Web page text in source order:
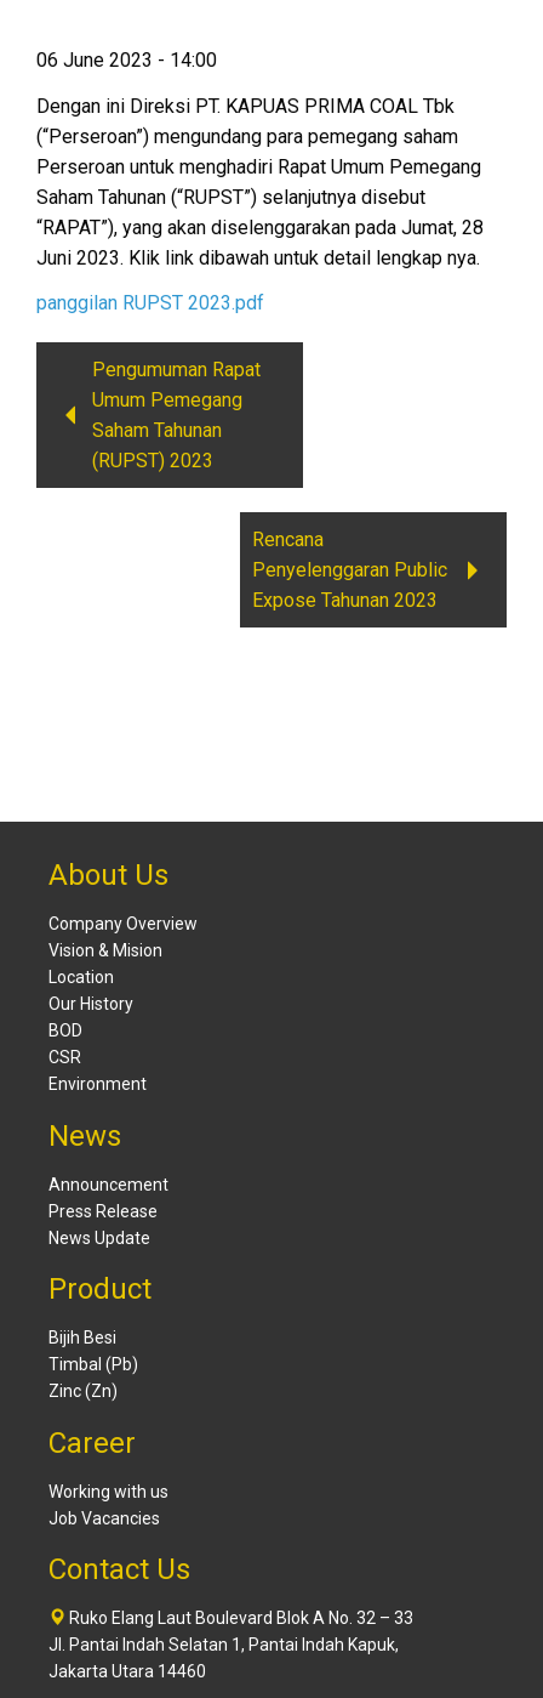
06 June 2023 - 14:00
Dengan ini Direksi PT. KAPUAS PRIMA COAL Tbk
(“Perseroan”) mengundang para pemegang saham
Perseroan untuk menghadiri Rapat Umum Pemegang
Saham Tahunan (“RUPST”) selanjutnya disebut
“RAPAT”), yang akan diselenggarakan pada Jumat, 28
Juni 2023. Klik link dibawah untuk detail lengkap nya.
panggilan RUPST 2023.pdf
Pengumuman Rapat
Umum Pemegang
Saham Tahunan
(RUPST) 2023
Rencana
Penyelenggaran Public
Expose Tahunan 2023
About Us
Company Overview
Vision & Mision
Location
Our History
BOD
CSR
Environment
News
Announcement
Press Release
News Update
Product
Bijih Besi
Timbal (Pb)
Zinc (Zn)
Career
Working with us
Job Vacancies
Contact Us
Ruko Elang Laut Boulevard Blok A No. 32 – 33
Jl. Pantai Indah Selatan 1, Pantai Indah Kapuk,
Jakarta Utara 14460